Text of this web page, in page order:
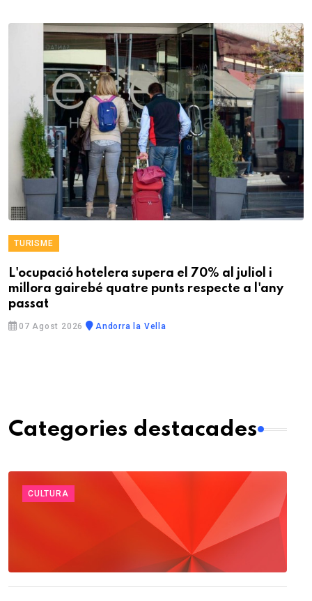
TURISME
L'ocupació hotelera supera el 70% al juliol i
millora gairebé quatre punts respecte a l'any
passat
07 Agost 2026 Andorra la Vella
Categories destacades
CULTURA